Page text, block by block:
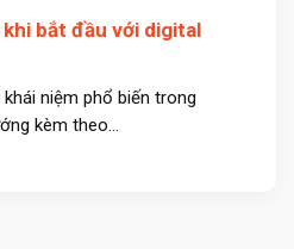
bắt đầu với digital
niệm phổ biến trong
kèm theo...